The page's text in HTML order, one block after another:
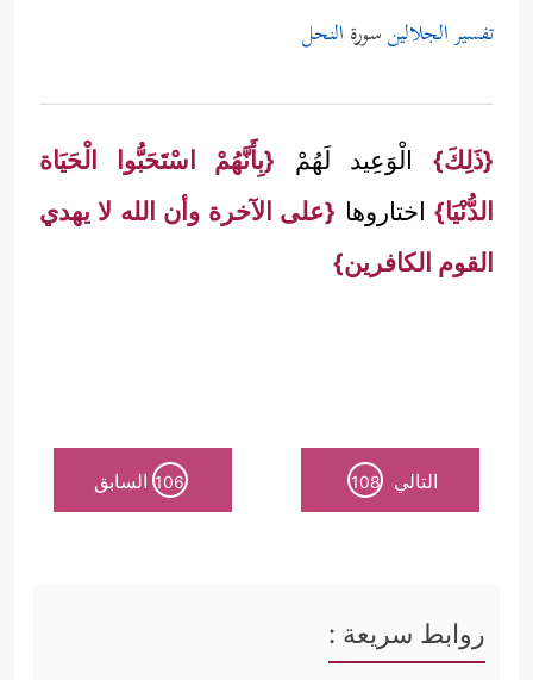
تفسير الجلالينسورة النحل
{ذَلِكَ}الْوَعِيد لَهُمْ {بِأَنَّهُمْ اسْتَحَبُّوا الْحَيَاة
الدُّنْيَا}اختاروها {على الآخرة وأن الله لا يهدي
القوم الكافرين}
التالي 108
106 السابق
روابط سريعة :